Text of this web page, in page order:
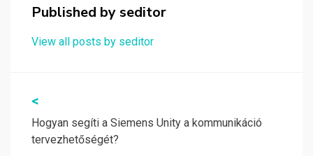
Published byseditor
View all posts by seditor
Bejegyzés
navigáció
<
Hogyan segíti a Siemens Unity a kommunikáció
tervezhetőségét?